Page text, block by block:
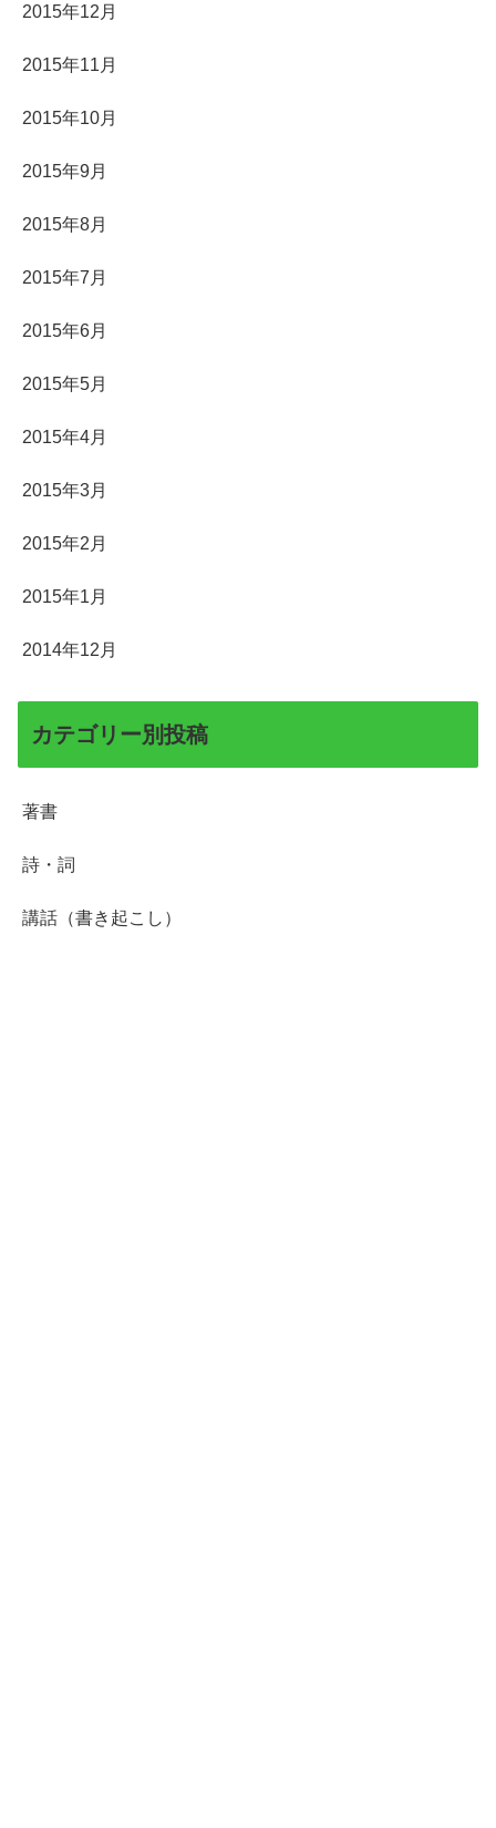
2015年12月
2015年11月
2015年10月
2015年9月
2015年8月
2015年7月
2015年6月
2015年5月
2015年4月
2015年3月
2015年2月
2015年1月
2014年12月
カテゴリー別投稿
著書
詩・詞
講話（書き起こし）